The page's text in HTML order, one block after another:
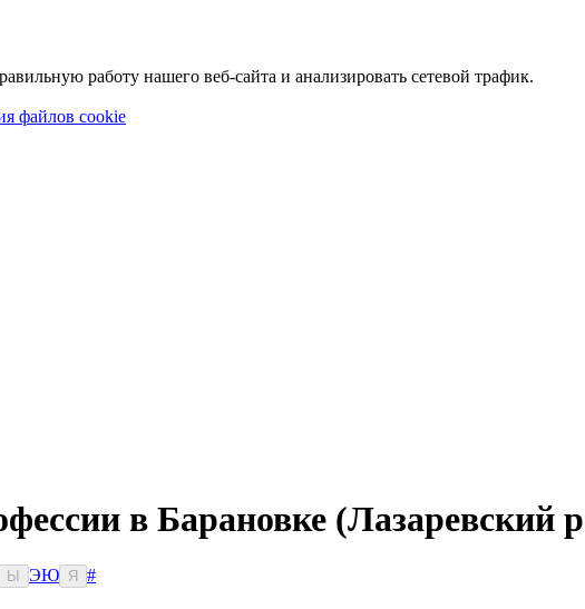
работу нашего веб-сайта и анализировать сетевой трафик.
файлов cookie
в Барановке (Лазаревский
Ы ЭЮ Я
#